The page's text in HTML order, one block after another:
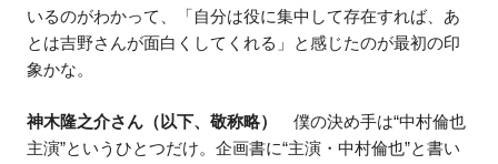
いるのがわかって、「自分は役に集中して存在すれば、あ
とは吉野さんが面白くしてくれる」と感じたのが最初の印
象かな。
神木隆之介さん（以下、敬称略）
僕の決め手は“中村倫也
主演”というひとつだけ。企画書に“主演・中村倫也”と書い